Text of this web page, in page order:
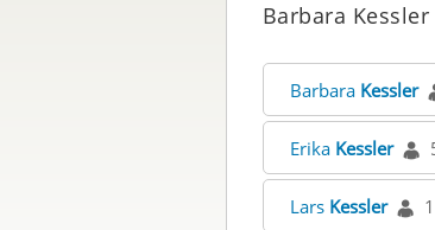
Barbara
Barbara Kessler
Erika Kessler
Lars Kessler 1